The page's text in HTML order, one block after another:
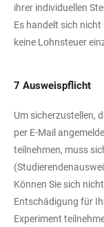
ihrer individuellen
Es handelt sich
keine Lohnsteuer
7 Ausweispflicht
Um sicherzustellen,
per E-Mail
teilnehmen, muss
Können Sie sich
Entschädigung für
Experiment